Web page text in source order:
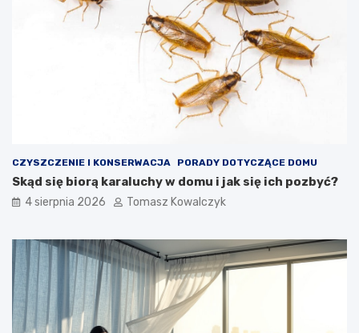
CZYSZCZENIE I KONSERWACJA PORADY DOTYCZĄCE DOMU
Skąd się biorą karaluchy w domu i jak się ich pozbyć?
4 sierpnia 2026 Tomasz Kowalczyk